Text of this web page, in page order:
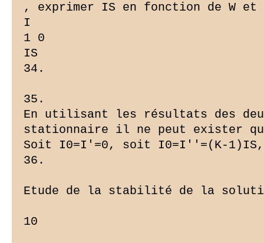
, exprimer IS en fonction de W et
I
1 0
IS
34.
35.
En utilisant les résultats des
stationnaire il ne peut exister
Soit I0=I'=0, soit I0=I''=(K-1)IS,
36.
Etude de la stabilité de la
10